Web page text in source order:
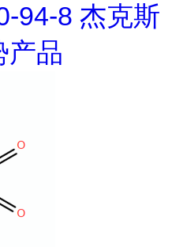
94-8 杰克斯
产品